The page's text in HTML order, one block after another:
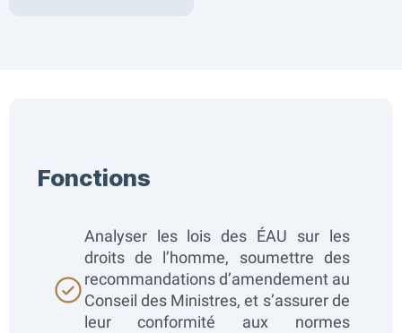
Fonctions
Analyser les lois des ÉAU sur les
droits de l’homme, soumettre des
recommandations d’amendement au
Conseil des Ministres, et s’assurer de
leur conformité aux normes